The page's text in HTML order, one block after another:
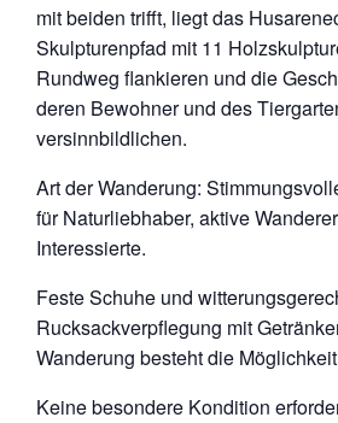
mit beiden trifft, liegt das
Skulpturenpfad mit 11
Rundweg flankieren und die
deren Bewohner und des
versinnbildlichen.
Art der Wanderung:
für Naturliebhaber, aktive
Interessierte.
Feste Schuhe und
Rucksackverpflegung mit
Wanderung besteht die
Keine besondere Kondition